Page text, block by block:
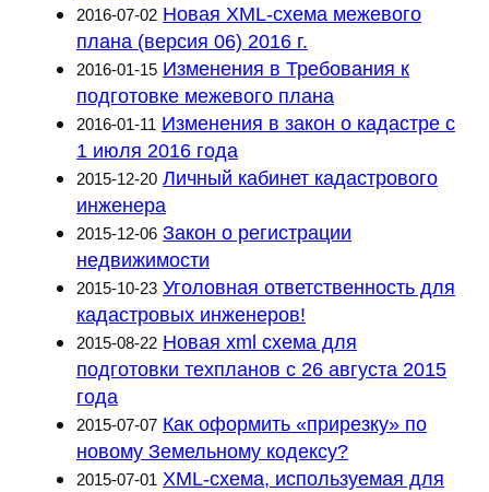
2016-07-02 Новая XML-схема межевого
плана (версия 06) 2016 г.
2016-01-15 Изменения в Требования к
подготовке межевого плана
2016-01-11 Изменения в закон о кадастре с
1 июля 2016 года
2015-12-20 Личный кабинет кадастрового
инженера
2015-12-06 Закон о регистрации
недвижимости
2015-10-23 Уголовная ответственность для
кадастровых инженеров!
2015-08-22 Новая xml схема для
подготовки техпланов с 26 августа 2015
года
2015-07-07 Как оформить «прирезку» по
новому Земельному кодексу?
2015-07-01 XML-схема, используемая для